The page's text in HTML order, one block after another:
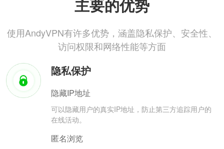
主要的优势
使用AndyVPN有许多优势，涵盖隐私保护、安全性、
访问权限和网络性能等方面
隐私保护
隐藏IP地址
可以隐藏用户的真实IP地址，防止第三方追踪用户的
在线活动。
匿名浏览